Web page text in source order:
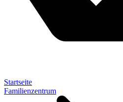
Startseite
Familienzentrum